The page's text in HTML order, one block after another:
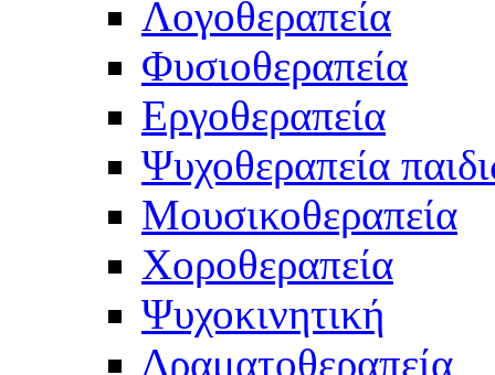
Λογοθεραπεία
Φυσιοθεραπεία
Εργοθεραπεία
Ψυχοθεραπεία
Μουσικοθεραπεία
Χοροθεραπεία
Ψυχοκινητική
Δραματοθεραπεία